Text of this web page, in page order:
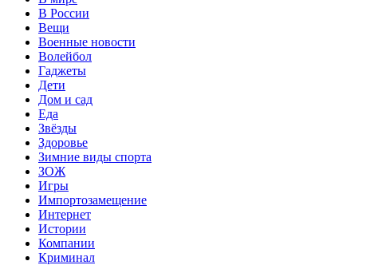
В России
Вещи
Военные новости
Волейбол
Гаджеты
Дети
Дом и сад
Еда
Звёзды
Здоровье
Зимние виды спорта
ЗОЖ
Игры
Импортозамещение
Интернет
Истории
Компании
Криминал